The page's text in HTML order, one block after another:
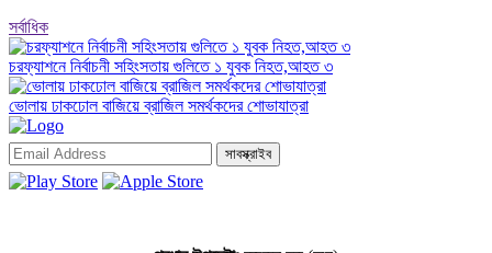
সর্বাধিক
চরফ্যাশনে নির্বাচনী সহিংসতায় গুলিতে ১ যুবক নিহত,আহত ৩
ভোলায় ঢাকঢোল বাজিয়ে ব্রাজিল সমর্থকদের শোভাযাত্রা
সাবস্ক্রাইব